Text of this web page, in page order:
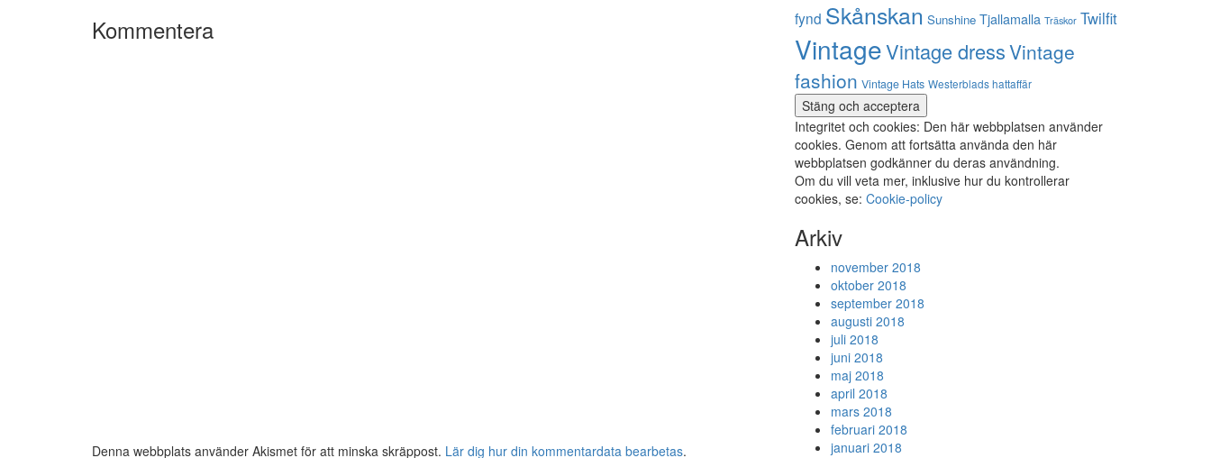
Kommentera
Denna webbplats använder Akismet för att minska skräppost. Lär dig hur din kommentardata bearbetas.
fynd Skånskan Sunshine Tjallamalla Träskor Twilfit
VintageVintage dressVintage
fashion Vintage Hats Westerblads hattaffär
Integritet och cookies: Den här webbplatsen använder
cookies. Genom att fortsätta använda den här
webbplatsen godkänner du deras användning.
Om du vill veta mer, inklusive hur du kontrollerar
cookies, se: Cookie-policy
Arkiv
november 2018
oktober 2018
september 2018
augusti 2018
juli 2018
juni 2018
maj 2018
april 2018
mars 2018
februari 2018
januari 2018